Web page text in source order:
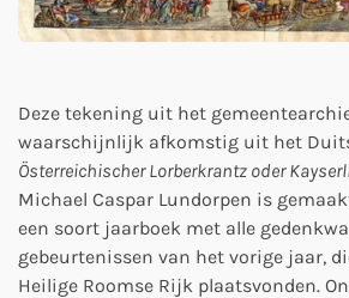
Deze tekening uit het
waarschijnlijk afkomstig uit het
Österreichischer Lorberkrantz oder
Michael Caspar Lundorpen is
een soort jaarboek met alle
gebeurtenissen van het vorige jaar,
Heilige Roomse Rijk plaatsvonden.